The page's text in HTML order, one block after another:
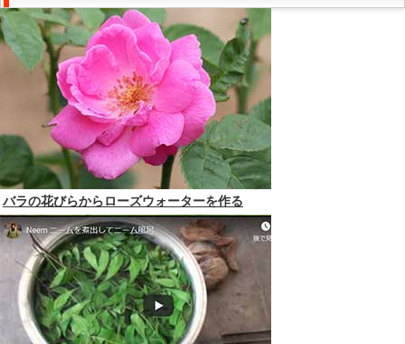
バラの花びらからローズウォーターを作る